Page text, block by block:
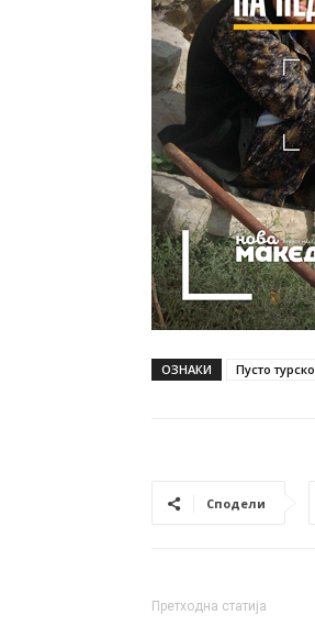
ОЗНАКИ Пусто турско
Сподели
Претходна статија